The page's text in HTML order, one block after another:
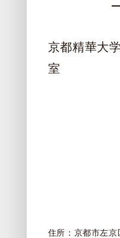
京都精華大
室
住所：京都市左